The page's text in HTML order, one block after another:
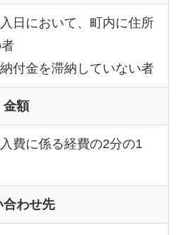
日において、町内に住所
付金を滞納していない者
金額
費に係る経費の2分の1
合わせ先